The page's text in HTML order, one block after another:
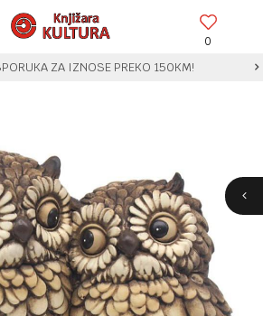
0
ZA IZNOSE PREKO 150KM!